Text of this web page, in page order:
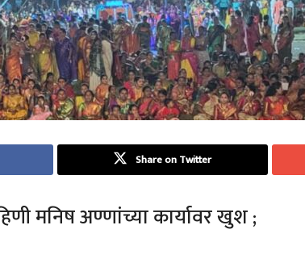
Share on Twitter
मनिष अण्णांच्या कार्यावर खुश ;